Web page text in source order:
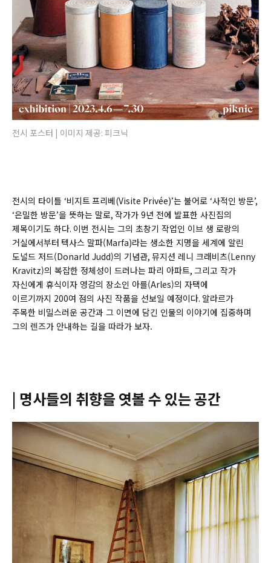
전시 포스터 | 이미지 제공: 피크닉
전시의 타이틀 ‘비지트 프리베(Visite Privée)’는 불어로 ‘사적인 방문’,
‘은밀한 방문’을 뜻하는 말로, 작가가 9년 전에 발표한 사진집의
제목이기도 하다. 이번 전시는 그의 초창기 작업인 이브 생 로랑의
거실에서부터 텍사스 말파(Marfa)라는 생소한 지명을 세계에 알린
도널드 저드(Donarld Judd)의 기념관, 뮤지션 레니 크래비츠(Lenny
Kravitz)의 복잡한 정체성이 드러나는 파리 아파트, 그리고 작가
자신에게 휴식이자 영감의 장소인 아를(Arles)의 자택에
이르기까지 200여 점의 사진 작품을 선보일 예정이다. 알라르가
주목한 비밀스러운 공간과 그 이면에 담긴 인물의 이야기에 집중하며
그의 렌즈가 안내하는 길을 따라가 보자.
| 명사들의 취향을 엿볼 수 있는 공간